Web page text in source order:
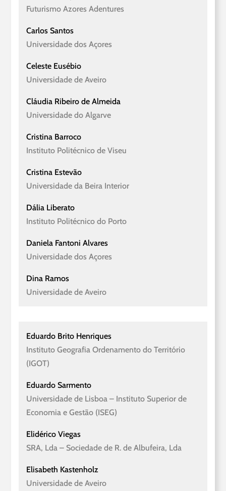
Futurismo Azores Adentures
Carlos Santos
Universidade dos Açores
Celeste Eusébio
Universidade de Aveiro
Cláudia Ribeiro de Almeida
Universidade do Algarve
Cristina Barroco
Instituto Politécnico de Viseu
Cristina Estevão
Universidade da Beira Interior
Dália Liberato
Instituto Politécnico do Porto
Daniela Fantoni Alvares
Universidade dos Açores
Dina Ramos
Universidade de Aveiro
Eduardo Brito Henriques
Instituto Geografia Ordenamento do Território
(IGOT)
Eduardo Sarmento
Universidade de Lisboa – Instituto Superior de
Economia e Gestão (ISEG)
Elidérico Viegas
SRA, Lda – Sociedade de R. de Albufeira, Lda
Elisabeth Kastenholz
Universidade de Aveiro